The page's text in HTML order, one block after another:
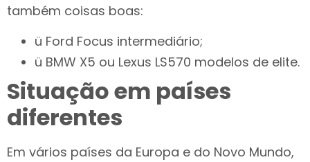
também coisas boas:
ü Ford Focus intermediário;
ü BMW X5 ou Lexus LS570 modelos de elite.
Situação em países
diferentes
Em vários países da Europa e do Novo Mundo,